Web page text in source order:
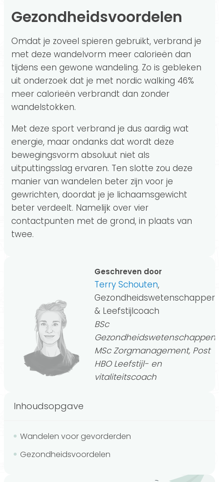
Gezondheidsvoordelen
Omdat je zoveel spieren gebruikt, verbrand je
met deze wandelvorm meer calorieën dan
tijdens een gewone wandeling. Zo is gebleken
uit onderzoek dat je met nordic walking 46%
meer calorieën verbrandt dan zonder
wandelstokken.
Met deze sport verbrand je dus aardig wat
energie, maar ondanks dat wordt deze
bewegingsvorm absoluut niet als
uitputtingsslag ervaren. Ten slotte zou deze
manier van wandelen beter zijn voor je
gewrichten, doordat je je lichaamsgewicht
beter verdeelt. Namelijk over vier
contactpunten met de grond, in plaats van
twee.
Geschreven door
Terry Schouten,
Gezondheidswetenschapper
& Leefstijlcoach
BSc
Gezondheidswetenschappen,
MSc Zorgmanagement, Post
HBO Leefstijl- en
vitaliteitscoach
Inhoudsopgave
Wandelen voor gevorderden
Gezondheidsvoordelen